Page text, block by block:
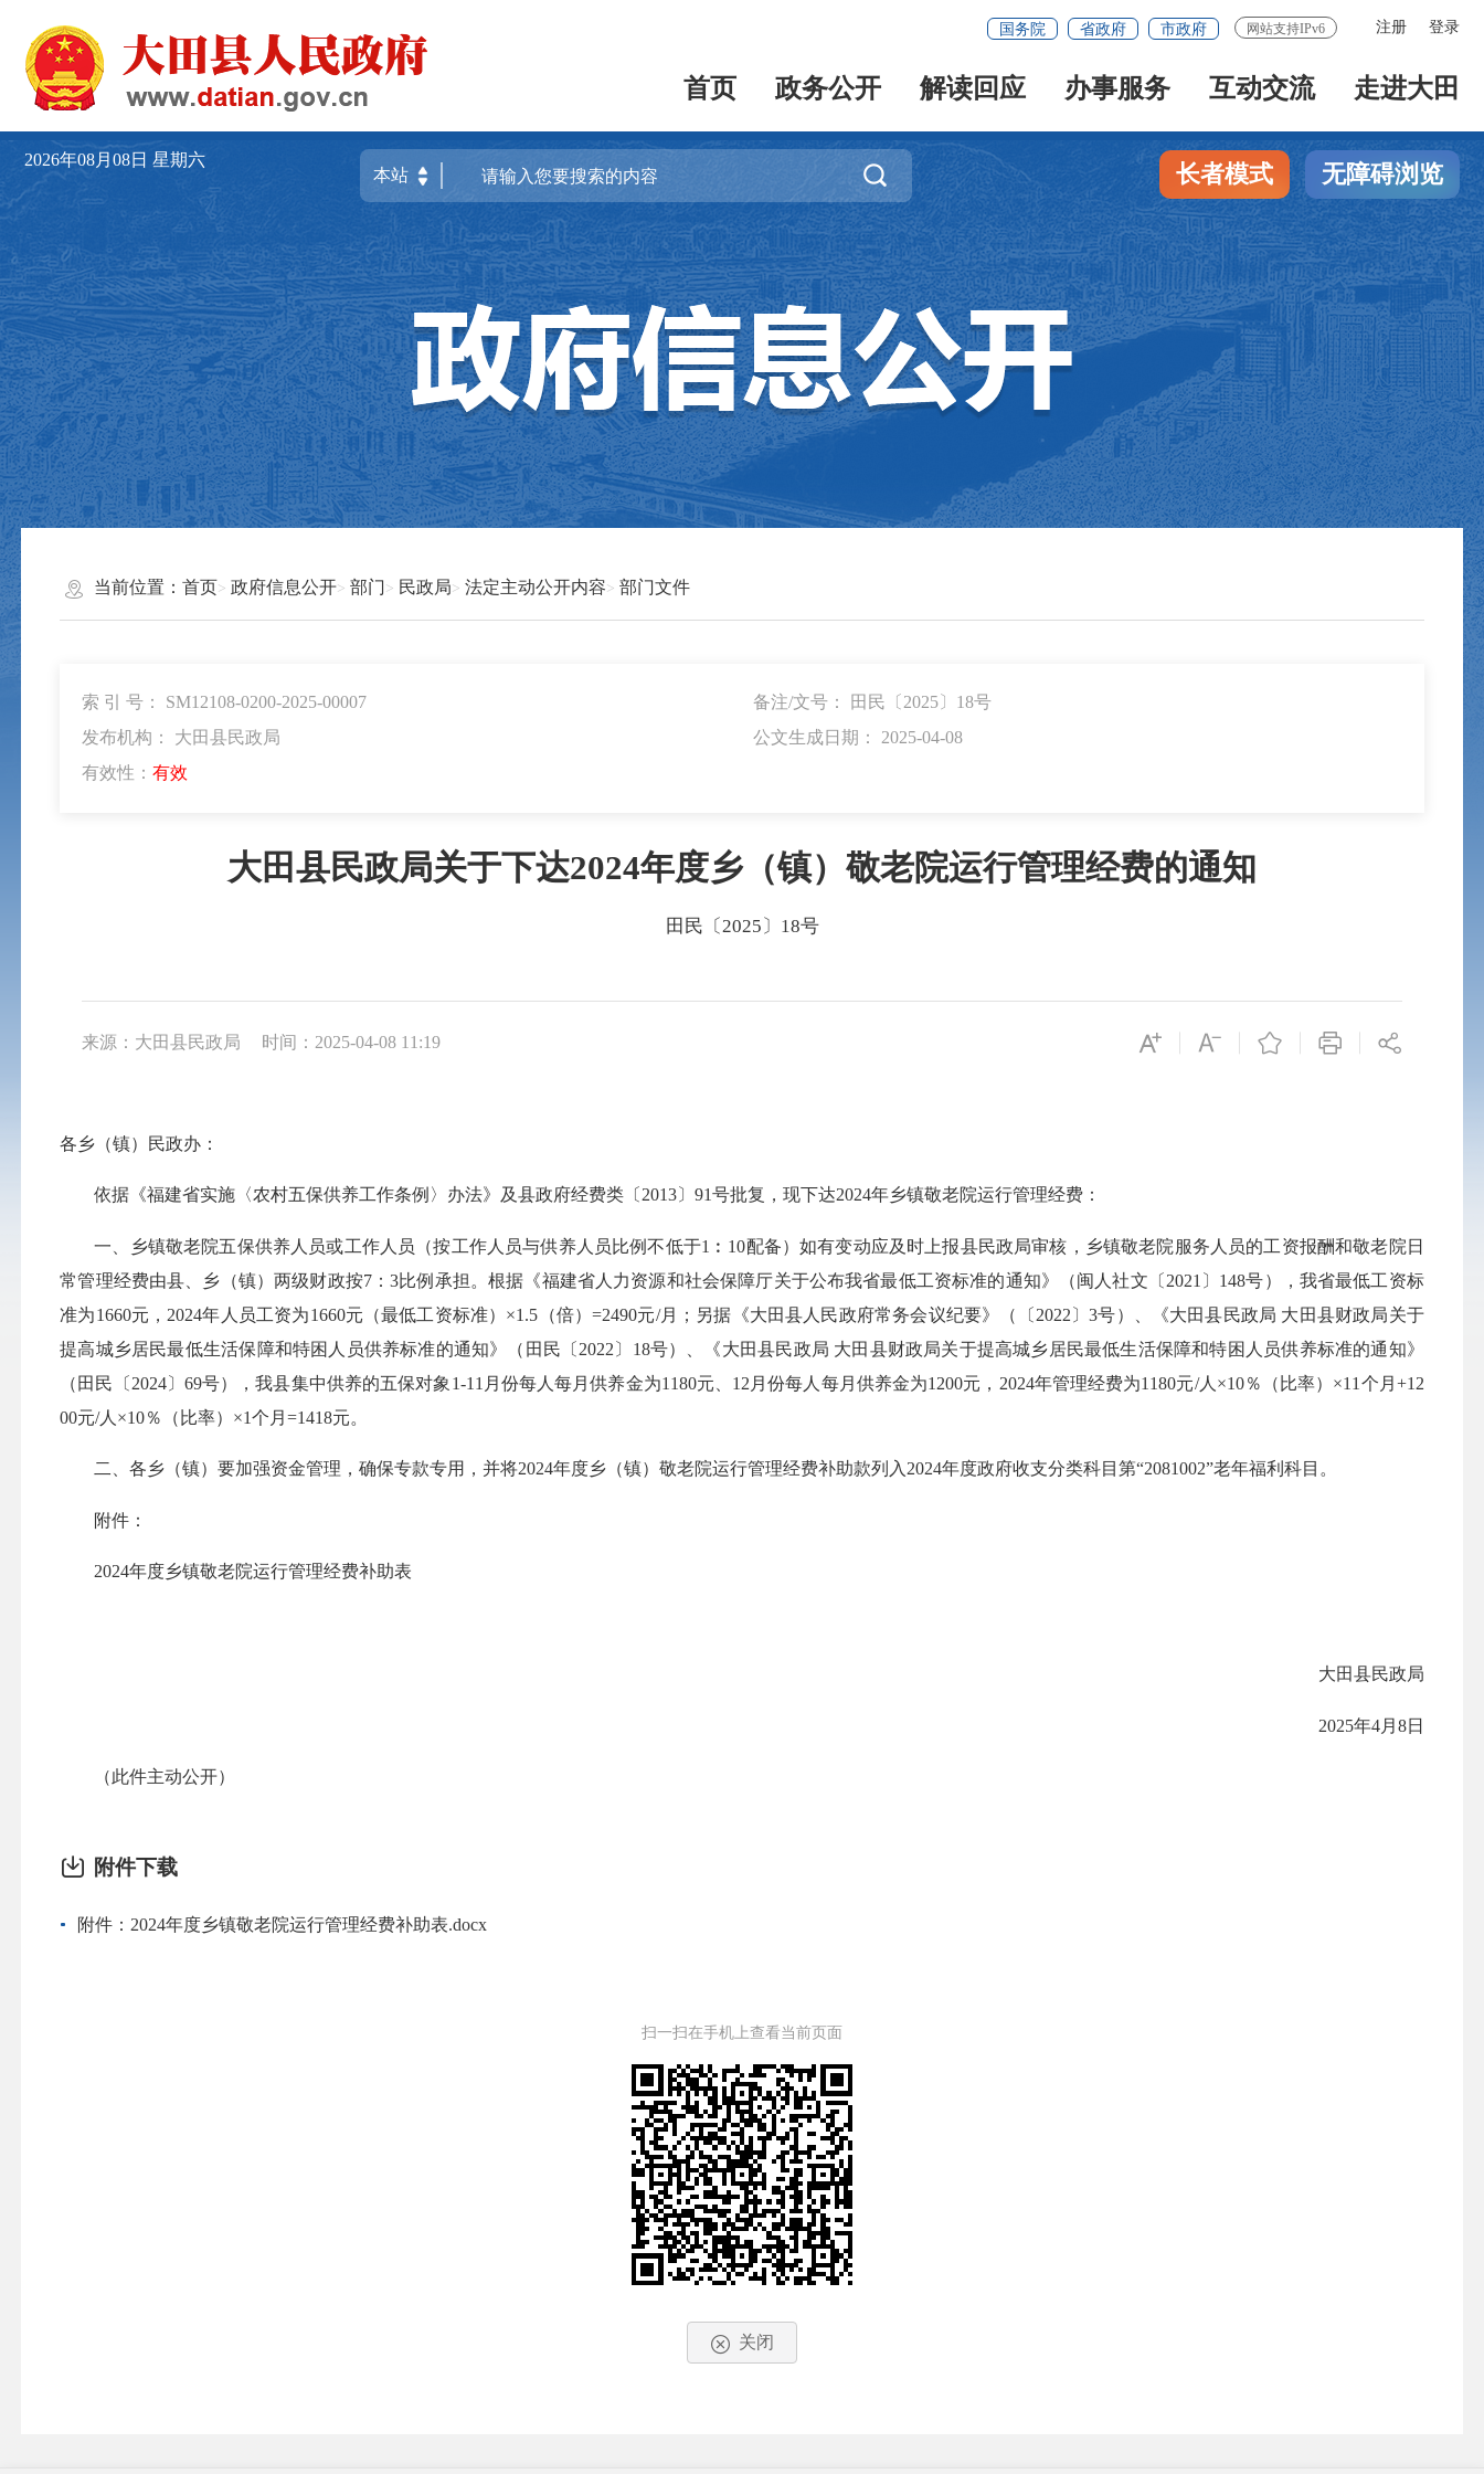
注册 登录
国务院 省政府 市政府 网站支持IPv6
首页 政务公开 解读回应 办事服务 互动交流 走进大田
2026年08月08日 星期六
 长者模式 无障碍浏览
当前位置： 首页 政府信息公开 部门 民政局 法定主动公开内容 部门文件
索 引 号： SM12108-0200-2025-00007
备注/文号： 田民〔2025〕18号
发布机构： 大田县民政局
公文生成日期： 2025-04-08
有效性： 有效
大田县民政局关于下达2024年度乡（镇）敬老院运行管理经费的通知
田民〔2025〕18号
来源：大田县民政局 时间：2025-04-08 11:19
各乡（镇）民政办：
依据《福建省实施〈农村五保供养工作条例〉办法》及县政府经费类〔2013〕91号批复，现下达2024年乡镇敬老院运行管理经费：
一、乡镇敬老院五保供养人员或工作人员（按工作人员与供养人员比例不低于1︰10配备）如有变动应及时上报县民政局审核，乡镇敬老院服务人员的工资报酬和敬老院日
常管理经费由县、乡（镇）两级财政按7：3比例承担。根据《福建省人力资源和社会保障厅关于公布我省最低工资标准的通知》（闽人社文〔2021〕148号），我省最低工资标
准为1660元，2024年人员工资为1660元（最低工资标准）×1.5（倍）=2490元/月；另据《大田县人民政府常务会议纪要》（〔2022〕3号）、《大田县民政局 大田县财政局关于
提高城乡居民最低生活保障和特困人员供养标准的通知》（田民〔2022〕18号）、《大田县民政局 大田县财政局关于提高城乡居民最低生活保障和特困人员供养标准的通知》
（田民〔2024〕69号），我县集中供养的五保对象1-11月份每人每月供养金为1180元、12月份每人每月供养金为1200元，2024年管理经费为1180元/人×10％（比率）×11个月+12
00元/人×10％（比率）×1个月=1418元。
二、各乡（镇）要加强资金管理，确保专款专用，并将2024年度乡（镇）敬老院运行管理经费补助款列入2024年度政府收支分类科目第“2081002”老年福利科目。
附件：
2024年度乡镇敬老院运行管理经费补助表
大田县民政局
2025年4月8日
（此件主动公开）
附件下载
附件：2024年度乡镇敬老院运行管理经费补助表.docx
扫一扫在手机上查看当前页面
关闭